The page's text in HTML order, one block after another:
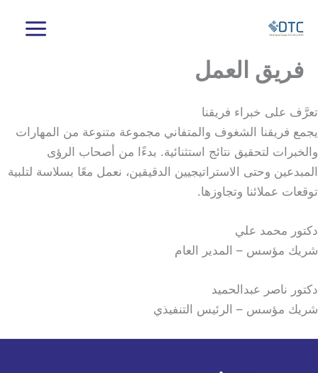
إلى
فريق العمل
تعرَّف على خبراء فريقنا
يجمع فريقنا الشغوف والمتفاني مجموعة متنوعة من المهارات
والخبرات لتحقيق نتائج استثنائية. بدءًا من أصحاب الرؤى
المبدعين وحتى الاستراتيجيين الدقيقين، نعمل معًا بسلاسة لتلبية
توقعات عملائنا وتجاوزها.
دكتور محمد علي
شريك مؤسس – المدير العام
دكتور ناصر عبدالحميد
شريك مؤسس – الرئيس التنفيذي